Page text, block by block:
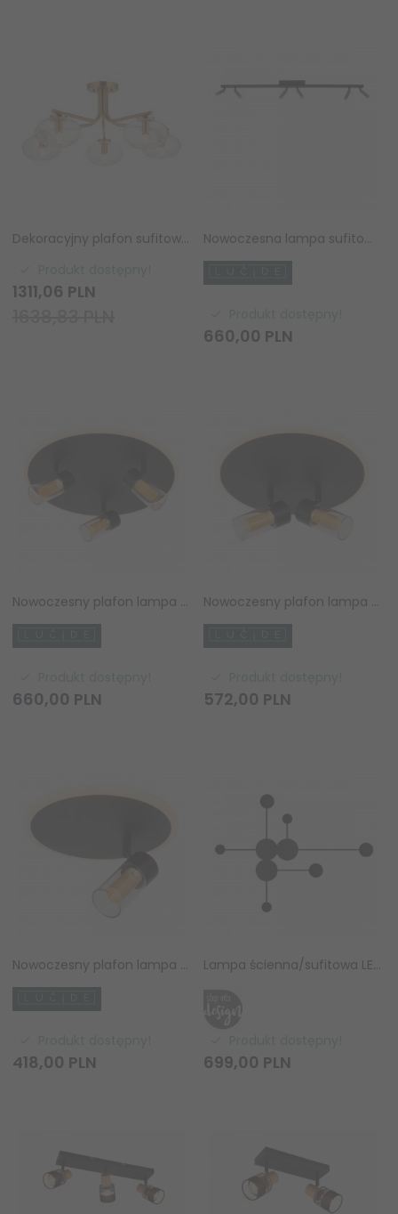
Dekoracyjny plafon sufitowy pięciopłomienny vintage designerski szklane klosze kule mosiądz Jacob 118508 ENDON
1311,06 PLN
Nowoczesna lampa sufitowa listwa czarno-brązowa regulowane tuby uniwersalna minimalistyczna aluminiowa KEONI 09943/06/97 Lucide
660,00 PLN
Nowoczesny plafon lampa sufitowa czarna regulowana tuba uniwersalna minimalistyczna ściemnialna na pilota EVERINA 00131/40/30 Lucide
660,00 PLN
Nowoczesny plafon lampa sufitowa czarna regulowana tuba uniwersalna minimalistyczna ściemnialna na pilota EVERINA 00131/30/30 Lucide
572,00 PLN
Nowoczesny plafon lampa sufitowa czarna regulowana tuba uniwersalna minimalistyczna ściemnialna na pilota EVERINA 00131/23/30 Lucide
418,00 PLN
Lampa ścienna/sufitowa LED listwa czarna z kołami klasyczna minimalistyczna uniwersalna dekoracyjna CLEX MW1133-90 Step Into Design
699,00 PLN